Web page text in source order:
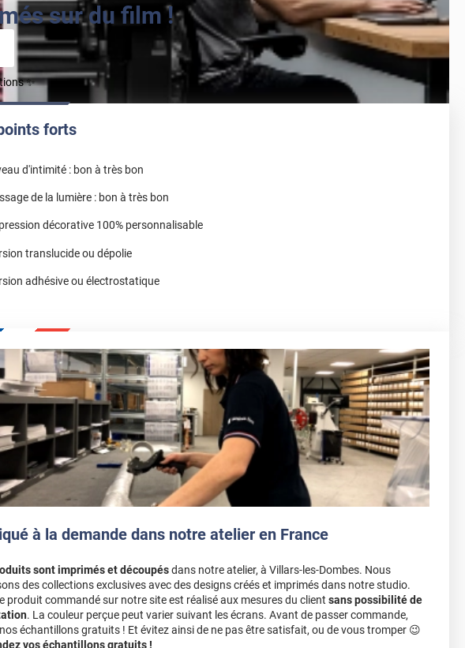
sur du film !
✨
forts
d'intimité : bon à très bon
de la lumière : bon à très bon
décorative 100% personnalisable
translucide ou dépolie
adhésive ou électrostatique
à la demande dans notre atelier en France
sont imprimés et découpésdans notre atelier, à Villars-les-Dombes. Nous
des collections exclusives avec des designs créés et imprimés dans notre studio.
produit commandé sur notre site est réalisé aux mesures du client sans possibilité de
. La couleur perçue peut varier suivant les écrans. Avant de passer commande,
échantillons gratuits ! Et évitez ainsi de ne pas être satisfait, ou de vous tromper 😉
vos échantillons gratuits !